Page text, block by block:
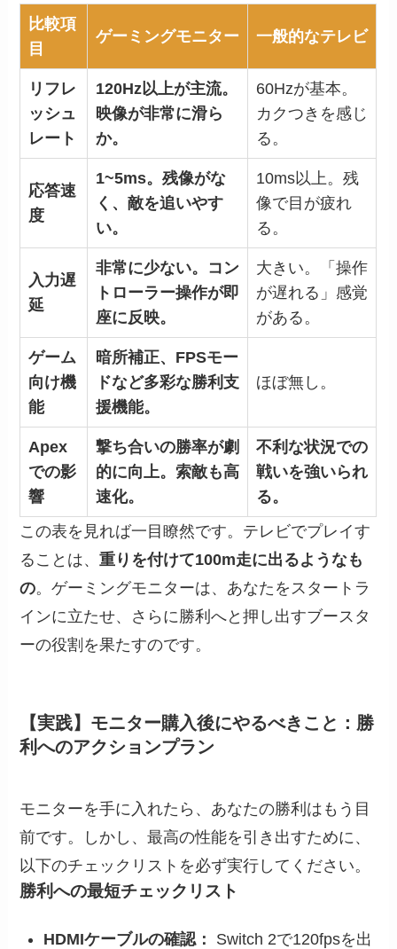
比較項
目
ゲーミングモニター 一般的なテレビ
リフレ
ッシュ
レート
120Hz以上が主流。
映像が非常に滑ら
か。
60Hzが基本。
カクつきを感じ
る。
応答速
度
1~5ms。残像がな
く、敵を追いやす
い。
10ms以上。残
像で目が疲れ
る。
入力遅
延
非常に少ない。コン
トローラー操作が即
座に反映。
大きい。「操作
が遅れる」感覚
がある。
ゲーム
向け機
能
暗所補正、FPSモー
ドなど多彩な勝利支
援機能。
ほぼ無し。
Apex
での影
響
撃ち合いの勝率が劇
的に向上。索敵も高
速化。
不利な状況での
戦いを強いられ
る。
この表を見れば一目瞭然です。テレビでプレイす
ることは、重りを付けて100m走に出るようなも
の。ゲーミングモニターは、あなたをスタートラ
インに立たせ、さらに勝利へと押し出すブースタ
ーの役割を果たすのです。
【実践】モニター購入後にやるべきこと：勝
利へのアクションプラン
モニターを手に入れたら、あなたの勝利はもう目
前です。しかし、最高の性能を引き出すために、
以下のチェックリストを必ず実行してください。
勝利への最短チェックリスト
HDMIケーブルの確認：
Switch 2で120fpsを出